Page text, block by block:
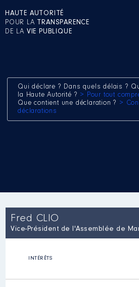
HAUTE AUTORITÉ
POUR LA TRANSPARENCE
DE LA VIE PUBLIQUE
Qui déclare ? Dans quels délais ?
la Haute Autorité ? > Pour tout
Que contient une déclaration ? >
déclarations
Fred CLIO
Vice-Président de l'Assemblée de
INTÉRÊTS